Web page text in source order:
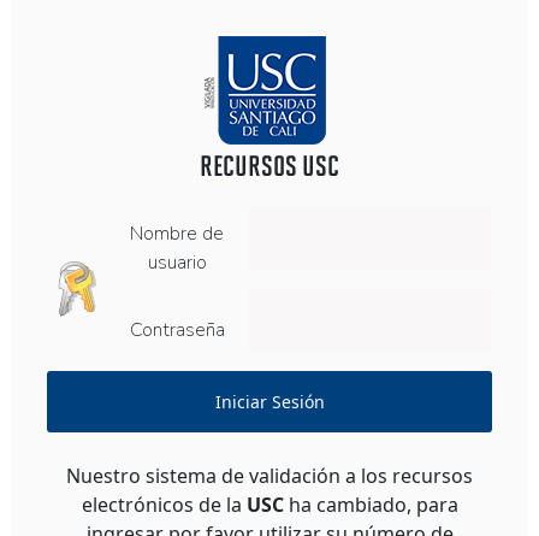
RECURSOS USC
Nombre de
usuario
Contraseña
Iniciar Sesión
Nuestro sistema de validación a los recursos
electrónicos de la USCha cambiado, para